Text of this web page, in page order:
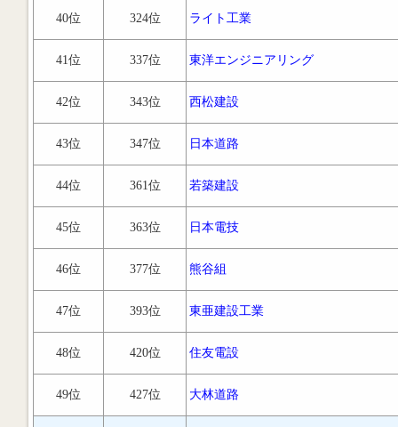
40位 324位 ライト工業
41位 337位 東洋エンジニアリング
42位 343位 西松建設
43位 347位 日本道路
44位 361位 若築建設
45位 363位 日本電技
46位 377位 熊谷組
47位 393位 東亜建設工業
48位 420位 住友電設
49位 427位 大林道路